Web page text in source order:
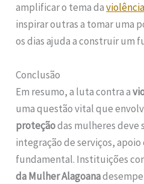
amplificar o tema da
inspirar outras a tomar uma
os dias ajuda a construir um
Conclusão
Em resumo, a luta contra a
uma questão vital que
proteçãodas mulheres deve
integração de serviços,
fundamental. Instituições
da Mulher Alagoana